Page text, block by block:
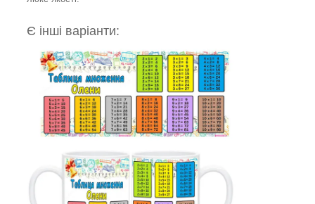
Є інші варіанти: